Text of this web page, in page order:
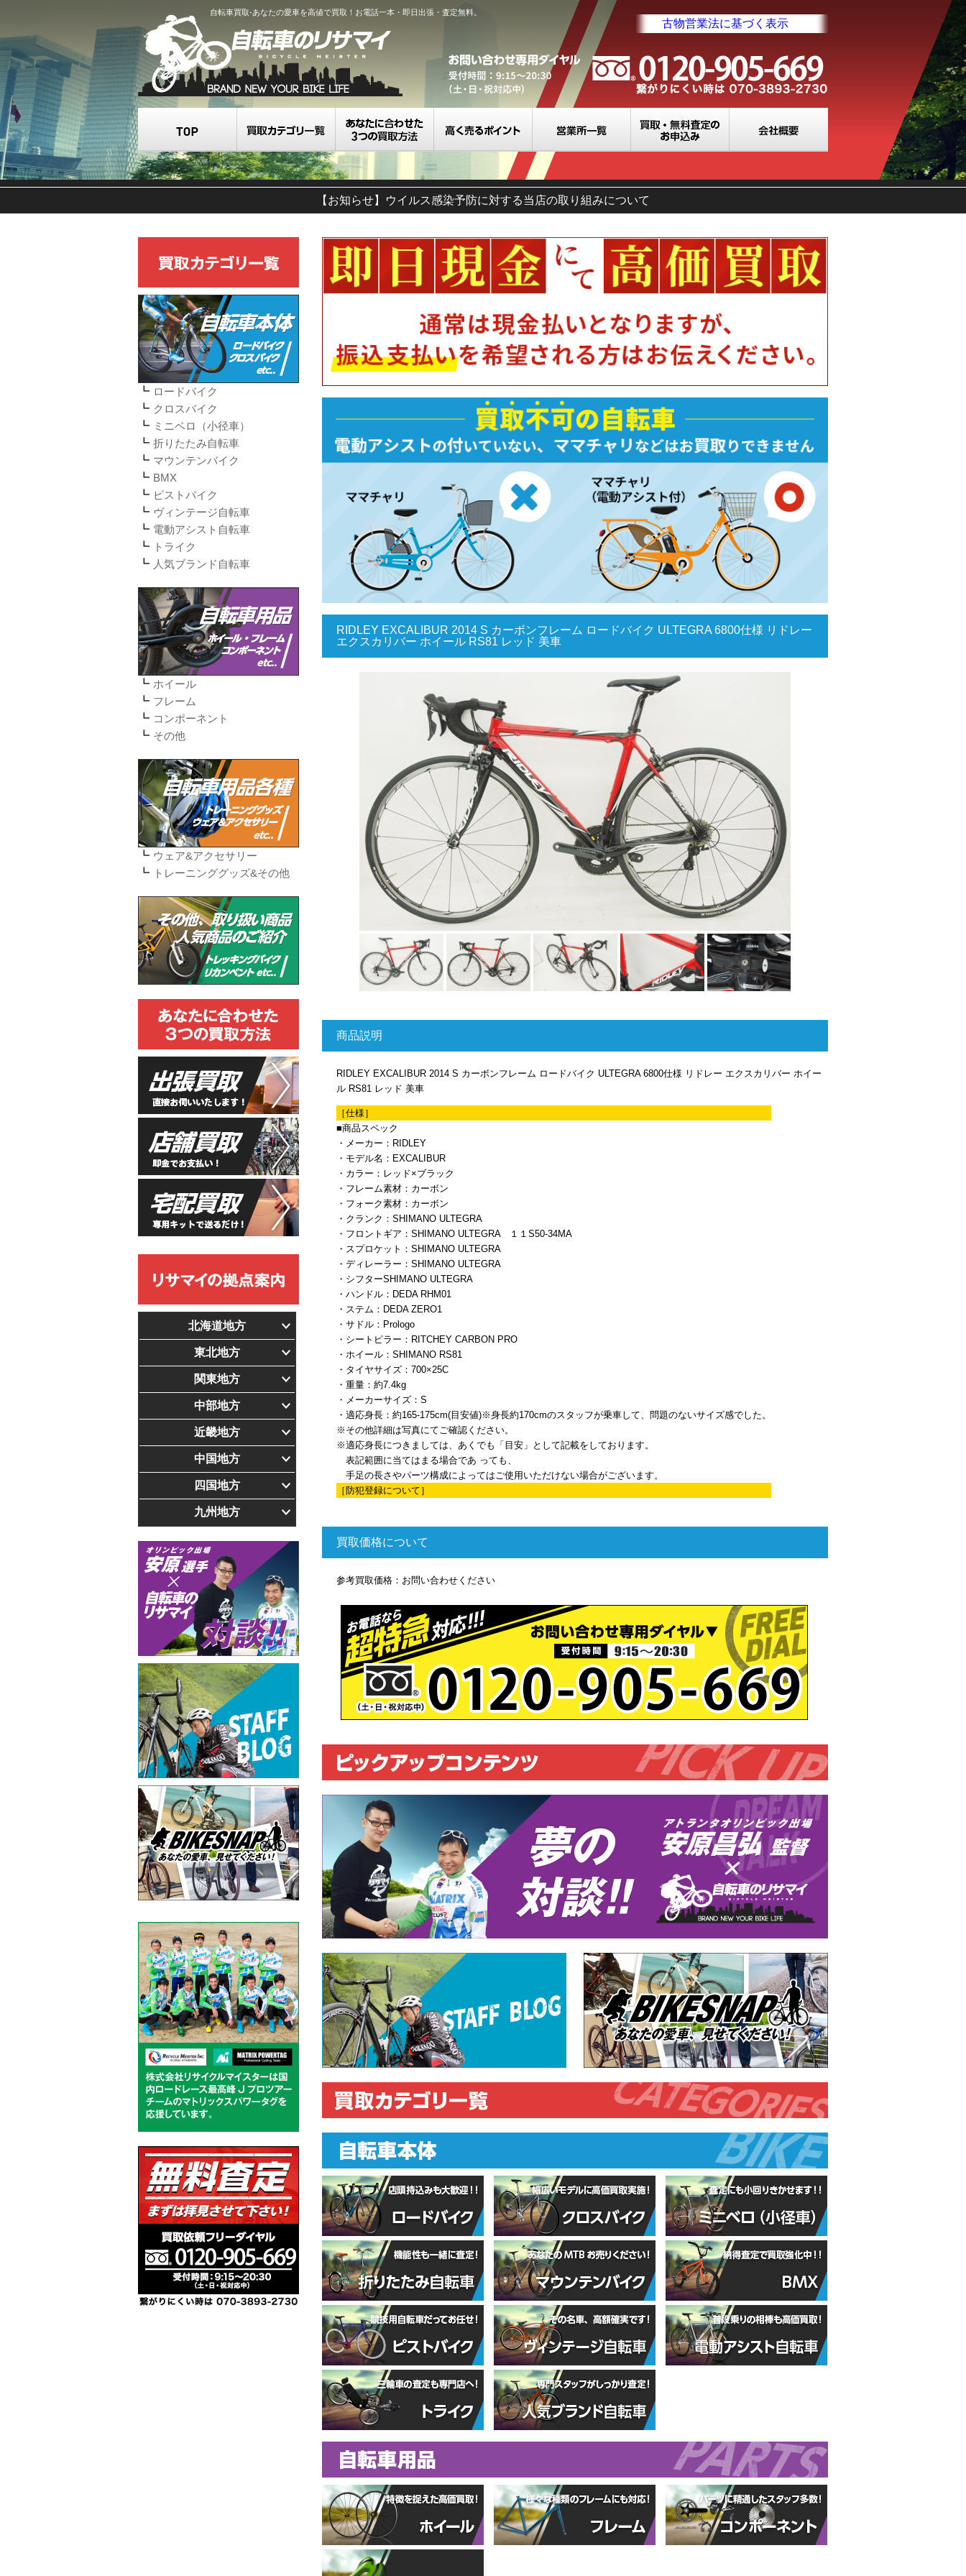
自転車買取-あなたの愛車を高値で買取！お電話一本・即日出張・査定無料。
古物営業法に基づく表示
【お知らせ】ウイルス感染予防に対する当店の取り組みについて
RIDLEY EXCALIBUR 2014 S カーボンフレーム ロードバイク ULTEGRA 6800仕様 リドレー
エクスカリバー ホイール RS81 レッド 美車
商品説明
RIDLEY EXCALIBUR 2014 S カーボンフレーム ロードバイク ULTEGRA 6800仕様 リドレー エクスカリバー ホイー
ル RS81 レッド 美車
［仕様］
■商品スペック
・メーカー：RIDLEY
・モデル名：EXCALIBUR
・カラー：レッド×ブラック
・フレーム素材：カーボン
・フォーク素材：カーボン
・クランク：SHIMANO ULTEGRA
・フロントギア：SHIMANO ULTEGRA １１S50-34MA
・スプロケット：SHIMANO ULTEGRA
・ディレーラー：SHIMANO ULTEGRA
・シフターSHIMANO ULTEGRA
・ハンドル：DEDA RHM01
・ステム：DEDA ZERO1
・サドル：Prologo
・シートピラー：RITCHEY CARBON PRO
・ホイール：SHIMANO RS81
・タイヤサイズ：700×25C
・重量：約7.4kg
・メーカーサイズ：S
・適応身長：約165-175cm(目安値)※身長約170cmのスタッフが乗車して、問題のないサイズ感でした。
※その他詳細は写真にてご確認ください。
※適応身長につきましては、あくでも「目安」として記載をしております。
表記範囲に当てはまる場合であ っても、
手足の長さやパーツ構成によってはご使用いただけない場合がございます。
［防犯登録について］
買取価格について
参考買取価格：お問い合わせください
ロードバイク
クロスバイク
ミニベロ（小径車）
折りたたみ自転車
マウンテンバイク
BMX
ピストバイク
ヴィンテージ自転車
電動アシスト自転車
トライク
人気ブランド自転車
ホイール
フレーム
コンポーネント
その他
ウェア&アクセサリー
トレーニンググッズ&その他
北海道地方
東北地方
関東地方
中部地方
近畿地方
中国地方
四国地方
九州地方